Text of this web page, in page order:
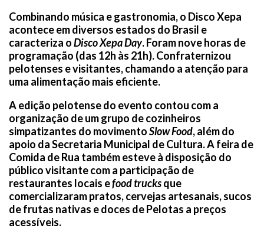
Combinando música e gastronomia, o Disco Xepa
acontece em diversos estados do Brasil e
caracteriza oDisco Xepa Day. Foram nove horas de
programação (das 12h às 21h). Confraternizou
pelotenses e visitantes, chamando a atenção para
uma alimentação mais eficiente.
A edição pelotense do evento contou com a
organização de um grupo de cozinheiros
simpatizantes do movimentoSlow Food, além do
apoio da Secretaria Municipal de Cultura. A feira de
Comida de Rua também esteve à disposição do
público visitante com a participação de
restaurantes locais efood trucksque
comercializaram pratos, cervejas artesanais, sucos
de frutas nativas e doces de Pelotas a preços
acessíveis.